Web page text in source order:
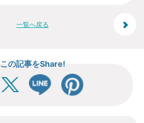
一覧へ戻る
この記事をShare!